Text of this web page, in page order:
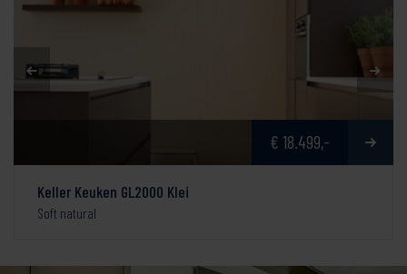
€ 18.499,-
Keller Keuken GL2000 Klei
Soft natural